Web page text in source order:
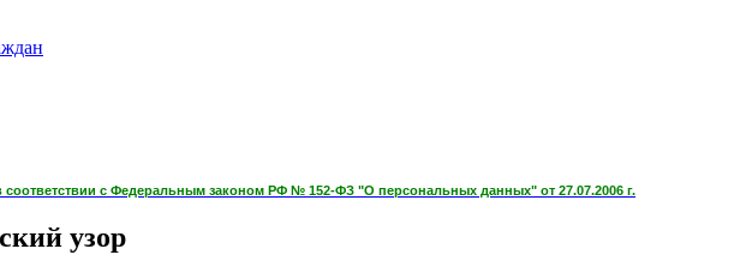
с Федеральным законом РФ № 152-ФЗ "О персональных данных" от 27.07.2006 г.
узор